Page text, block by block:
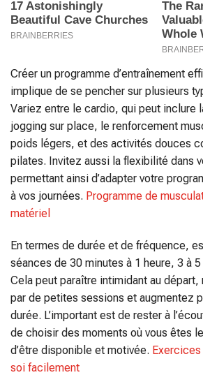
Créer un programme d’entraînement
implique de se pencher sur plusieurs
Variez entre le cardio, qui peut inclure
jogging sur place, le renforcement
poids légers, et des activités douces
pilates. Invitez aussi la flexibilité dans
permettant ainsi d’adapter votre
à vos journées. Programme de
matériel
En termes de durée et de fréquence,
séances de 30 minutes à 1 heure, 3 à
Cela peut paraître intimidant au
par de petites sessions et augmentez
durée. L’important est de rester à
de choisir des moments où vous êtes
d’être disponible et motivée.
soi facilement